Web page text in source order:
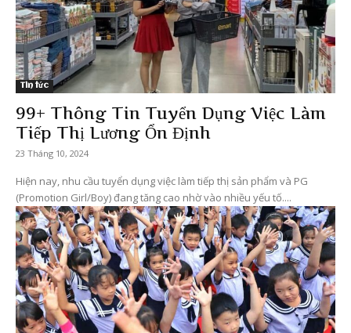
Tin tức
99+ Thông Tin Tuyển Dụng Việc Làm
Tiếp Thị Lương Ổn Định
23 Tháng 10, 2024
Hiện nay, nhu cầu tuyển dụng việc làm tiếp thị sản phẩm và PG
(Promotion Girl/Boy) đang tăng cao nhờ vào nhiều yếu tố....